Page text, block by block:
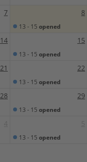
7 8
13 - 15 opened
14 15
13 - 15 opened
21 22
13 - 15 opened
28 29
13 - 15 opened
13 - 15 opened